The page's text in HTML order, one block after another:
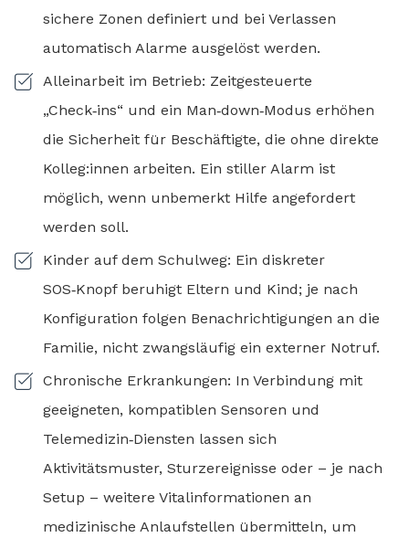
sichere Zonen definiert und bei Verlassen
automatisch Alarme ausgelöst werden.
Alleinarbeit im Betrieb: Zeitgesteuerte
„Check‑ins“ und ein Man‑down‑Modus erhöhen
die Sicherheit für Beschäftigte, die ohne direkte
Kolleg:innen arbeiten. Ein stiller Alarm ist
möglich, wenn unbemerkt Hilfe angefordert
werden soll.
Kinder auf dem Schulweg: Ein diskreter
SOS‑Knopf beruhigt Eltern und Kind; je nach
Konfiguration folgen Benachrichtigungen an die
Familie, nicht zwangsläufig ein externer Notruf.
Chronische Erkrankungen: In Verbindung mit
geeigneten, kompatiblen Sensoren und
Telemedizin‑Diensten lassen sich
Aktivitätsmuster, Sturzereignisse oder – je nach
Setup – weitere Vitalinformationen an
medizinische Anlaufstellen übermitteln, um